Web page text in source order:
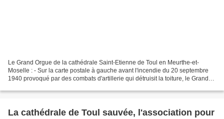
Le Grand Orgue de la cathédrale Saint-Etienne de Toul en Meurthe-et-
Moselle : - Sur la carte postale à gauche avant l'incendie du 20 septembre
1940 provoqué par des combats d'artillerie qui détruisit la toiture, le Grand
La cathédrale de Toul sauvée, l'association pour